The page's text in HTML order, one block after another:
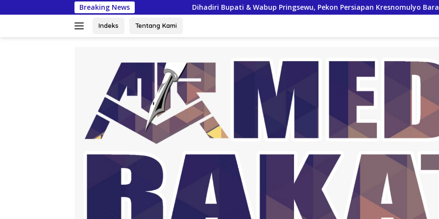
ke
Breaking News Dihadiri Bupati & Wabup Pringsewu, Pekon Persiapan Kresnomulyo Barat Tuan
Indeks Tentang Kami